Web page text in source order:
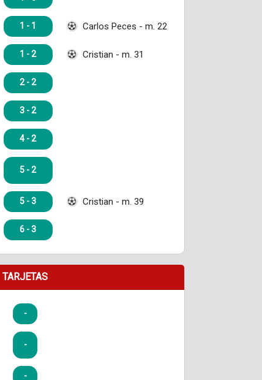
1 - 1 Carlos Peces - m. 22
1 - 2 Cristian - m. 31
2 - 2
3 - 2
4 - 2
5 - 2
5 - 3 Cristian - m. 39
6 - 3
TARJETAS
-
-
-